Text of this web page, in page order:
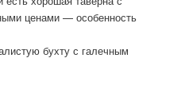
ценами — особенность
бухту с галечным